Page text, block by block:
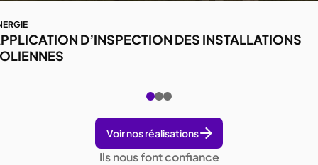
D’INSPECTION DES INSTALLATIONS
Voir nos réalisations
Ils nous font confiance